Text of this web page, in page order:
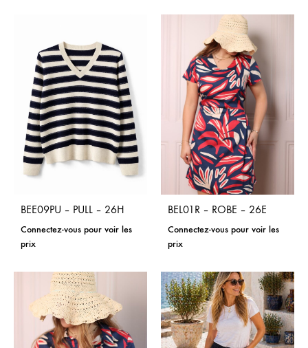
BEE09PU – PULL – 26H
Connectez-vous pour voir les
prix
BEL01R – ROBE – 26E
Connectez-vous pour voir les
prix